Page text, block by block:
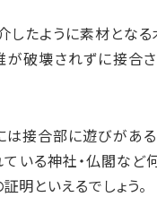
したように素材とな
が破壊されずに接合
は接合部に遊びがあ
いる神社・仏閣な
明といえるでしょう。